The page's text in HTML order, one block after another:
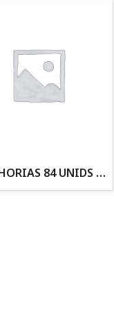
ZANAHORIAS 84 UNIDS EN DISPLAY